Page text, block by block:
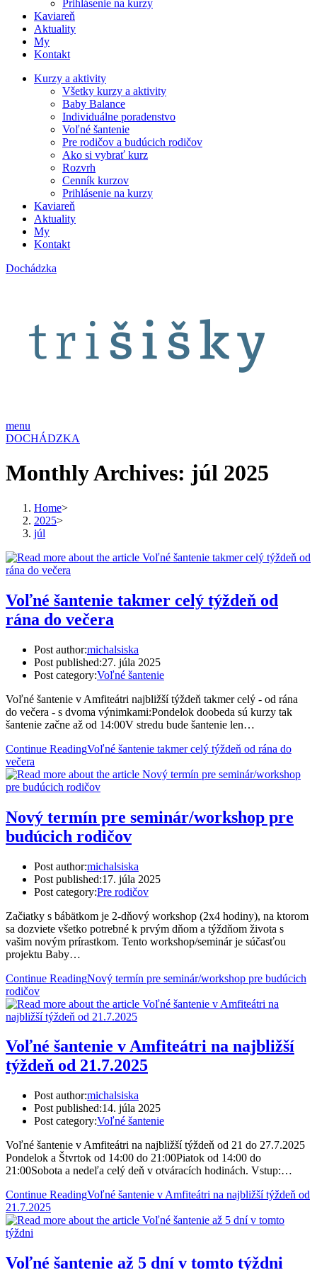
Prihlásenie na kurzy
Kaviareň
Aktuality
My
Kontakt
Kurzy a aktivity
Všetky kurzy a aktivity
Baby Balance
Individuálne poradenstvo
Voľné šantenie
Pre rodičov a budúcich rodičov
Ako si vybrať kurz
Rozvrh
Cenník kurzov
Prihlásenie na kurzy
Kaviareň
Aktuality
My
Kontakt
Dochádzka
menu
DOCHÁDZKA
Monthly Archives: júl 2025
Home>
2025>
júl
Voľné šantenie takmer celý týždeň od
rána do večera
Post author:michalsiska
Post published:27. júla 2025
Post category:Voľné šantenie
Voľné šantenie v Amfiteátri najbližší týždeň takmer celý - od rána
do večera - s dvoma výnimkami:Pondelok doobeda sú kurzy tak
šantenie začne až od 14:00V stredu bude šantenie len…
Continue ReadingVoľné šantenie takmer celý týždeň od rána do
večera
Nový termín pre seminár/workshop pre
budúcich rodičov
Post author:michalsiska
Post published:17. júla 2025
Post category:Pre rodičov
Začiatky s bábätkom je 2-dňový workshop (2x4 hodiny), na ktorom
sa dozviete všetko potrebné k prvým dňom a týždňom života s
vašim novým prírastkom. Tento workshop/seminár je súčasťou
projektu Baby…
Continue ReadingNový termín pre seminár/workshop pre budúcich
rodičov
Voľné šantenie v Amfiteátri na najbližší
týždeň od 21.7.2025
Post author:michalsiska
Post published:14. júla 2025
Post category:Voľné šantenie
Voľné šantenie v Amfiteátri na najbližší týždeň od 21 do 27.7.2025
Pondelok a Štvrtok od 14:00 do 21:00Piatok od 14:00 do
21:00Sobota a nedeľa celý deň v otváracích hodinách. Vstup:…
Continue ReadingVoľné šantenie v Amfiteátri na najbližší týždeň od
21.7.2025
Voľné šantenie až 5 dní v tomto týždni